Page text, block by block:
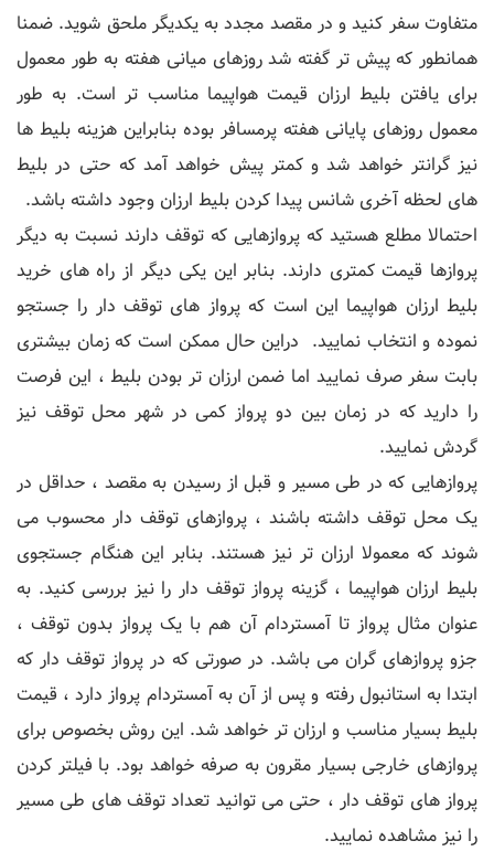
متفاوت سفر کنید و در مقصد مجدد به یکدیگر ملحق شوید. ضمنا
همانطور که پیش تر گفته شد روزهای میانی هفته به طور معمول
برای یافتن بلیط ارزان قیمت هواپیما مناسب تر است. به طور
معمول روزهای پایانی هفته پرمسافر بوده بنابراین هزینه بلیط ها
نیز گرانتر خواهد شد و کمتر پیش خواهد آمد که حتی در بلیط
های لحظه آخری شانس پیدا کردن بلیط ارزان وجود داشته باشد.
احتمالا مطلع هستید که پروازهایی که توقف دارند نسبت به دیگر
پروازها قیمت کمتری دارند. بنابر این یکی دیگر از راه های خرید
بلیط ارزان هواپیما این است که پرواز های توقف دار را جستجو
نموده و انتخاب نمایید. دراین حال ممکن است که زمان بیشتری
بابت سفر صرف نمایید اما ضمن ارزان تر بودن بلیط ، این فرصت
را دارید که در زمان بین دو پرواز کمی در شهر محل توقف نیز
گردش نمایید.
پروازهایی که در طی مسیر و قبل از رسیدن به مقصد ، حداقل در
یک محل توقف داشته باشند ، پروازهای توقف دار محسوب می
شوند که معمولا ارزان تر نیز هستند. بنابر این هنگام جستجوی
بلیط ارزان هواپیما ، گزینه پرواز توقف دار را نیز بررسی کنید. به
عنوان مثال پرواز تا آمستردام آن هم با یک پرواز بدون توقف ،
جزو پروازهای گران می باشد. در صورتی که در پرواز توقف دار که
ابتدا به استانبول رفته و پس از آن به آمستردام پرواز دارد ، قیمت
بلیط بسیار مناسب و ارزان تر خواهد شد. این روش بخصوص برای
پروازهای خارجی بسیار مقرون به صرفه خواهد بود. با فیلتر کردن
پرواز های توقف دار ، حتی می توانید تعداد توقف های طی مسیر
را نیز مشاهده نمایید.